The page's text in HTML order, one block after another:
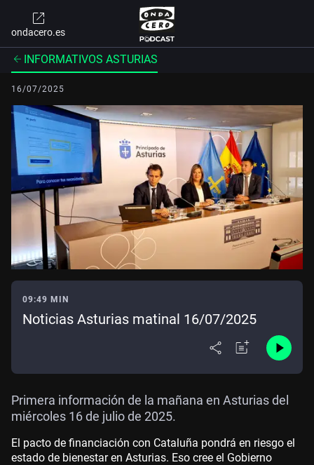
ondacero.es
INFORMATIVOS ASTURIAS
16/07/2025
09:49 MIN
Noticias Asturias matinal 16/07/2025
Primera información de la mañana en Asturias del
miércoles 16 de julio de 2025.
El pacto de financiación con Cataluña pondrá en riesgo el
estado de bienestar en Asturias. Eso cree el Gobierno